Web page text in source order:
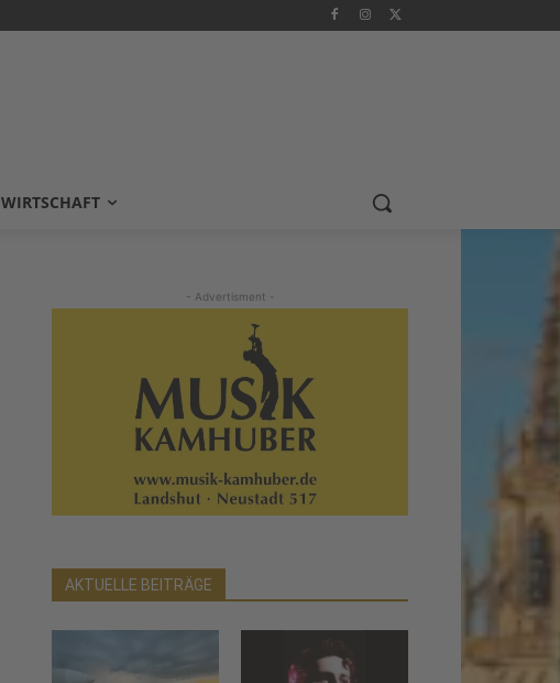
WIRTSCHAFT
- Advertisment -
AKTUELLE BEITRÄGE